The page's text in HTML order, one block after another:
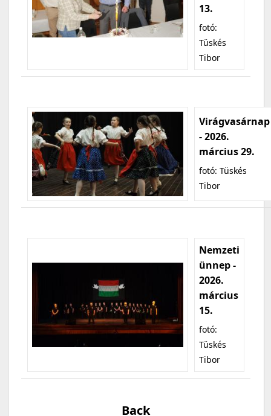
13.
fotó:
Tüskés
Tibor
Virágvasárnap
- 2026.
március 29.
fotó: Tüskés
Tibor
Nemzeti
ünnep -
2026.
március
15.
fotó:
Tüskés
Tibor
Back